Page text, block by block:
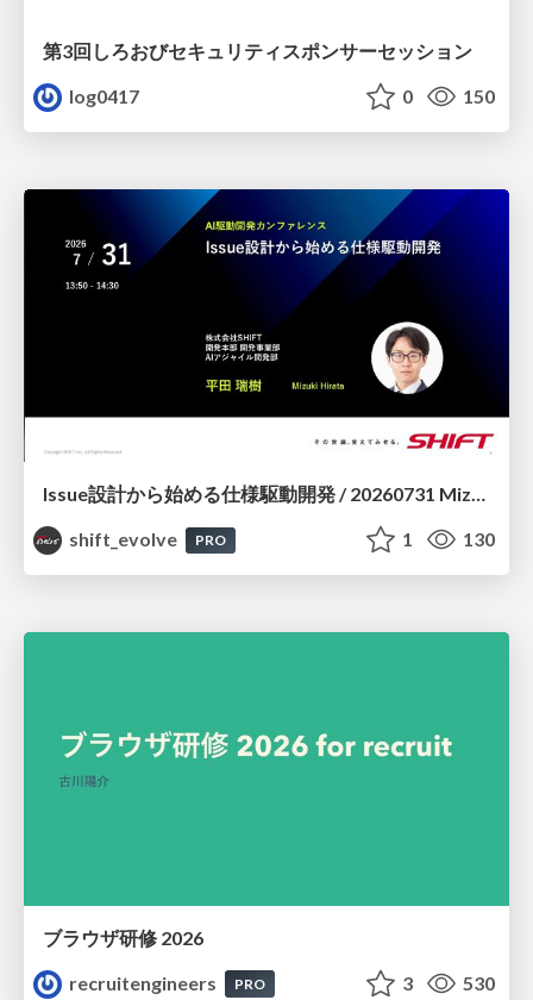
第3回しろおびセキュリティスポンサーセッション
log0417
0 150
Issue設計から始める仕様駆動開発 / 20260731 Mizuki Hirata
shift_evolve
PRO 1 130
ブラウザ研修 2026
recruitengineers
PRO 3 530